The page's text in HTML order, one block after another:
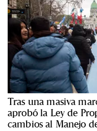
Tras una masiva
aprobó la Ley de
cambios al Manejo